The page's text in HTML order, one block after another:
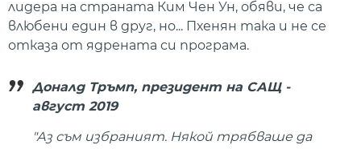
лидера на страната Ким Чен Ун, обяви, че са
влюбени един в друг, но... Пхенян така и не се
отказа от ядрената си програма.
Доналд Тръмп, президент на САЩ -
август 2019
"Аз съм избраният. Някой трябваше да